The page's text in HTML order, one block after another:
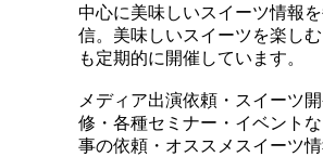
中心に美味しいスイーツ情報
信。美味しいスイーツを楽しむ
も定期的に開催しています。
メディア出演依頼・スイーツ
修・各種セミナー・イベント
事の依頼・オススメスイーツ